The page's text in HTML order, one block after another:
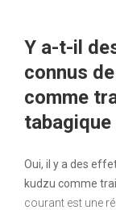
Y a-t-il
connus
comme
tabagique
Oui, il y a des
kudzu comme
courant est une